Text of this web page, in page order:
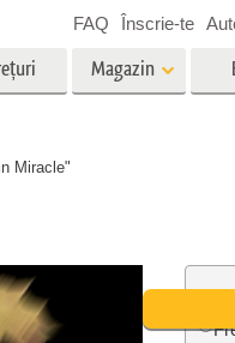
Magazin
FAQ Înscrie-te
Miracle"